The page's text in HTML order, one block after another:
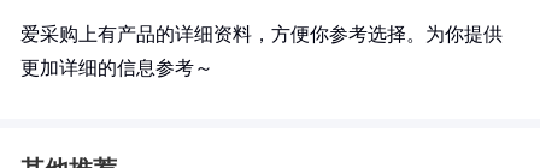
爱采购上有产品的详细资料，方便你参考选择。为你提供
更加详细的信息参考～